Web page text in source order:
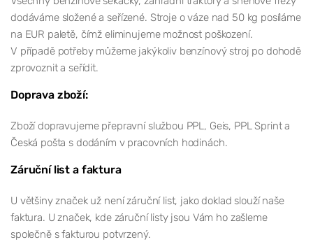
dodáváme složené a seřízené. Stroje o váze nad 50 kg posíláme
na EUR paletě, čímž eliminujeme možnost poškození.
V případě potřeby můžeme jakýkoliv benzínový stroj po dohodě
zprovoznit a seřídit.
Doprava zboží:
Zboží dopravujeme přepravní službou PPL, Geis, PPL Sprint a
Česká pošta s dodáním v pracovních hodinách.
Záruční list a faktura
U většiny značek už není záruční list, jako doklad slouží naše
faktura. U značek, kde záruční listy jsou Vám ho zašleme
společně s fakturou potvrzený.